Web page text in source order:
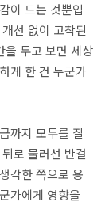
이 드는 것뿐입
선 없이 고착된
을 두고 보면 세상
게 한 건 누군가
까지 모두를 질
로 물러선 반걸
각한 쪽으로 용
가에게 영향을